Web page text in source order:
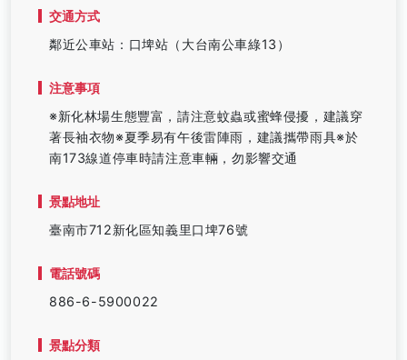
交通方式
鄰近公車站：口埤站（大台南公車綠13）
注意事項
※新化林場生態豐富，請注意蚊蟲或蜜蜂侵擾，建議穿
著長袖衣物※夏季易有午後雷陣雨，建議攜帶雨具※於
南173線道停車時請注意車輛，勿影響交通
景點地址
臺南市712新化區知義里口埤76號
電話號碼
886-6-5900022
景點分類